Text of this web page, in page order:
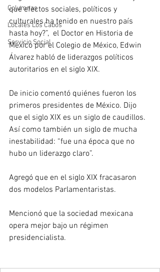
Columnas
Locales Los Cabos
Servicio Social
qué efectos sociales, políticos y
culturales ha tenido en nuestro país
hasta hoy?”,  el Doctor en Historia de
México por el Colegio de México, Edwin
Álvarez habló de liderazgos políticos
autoritarios en el siglo XIX.
De inicio comentó quiénes fueron los
primeros presidentes de México. Dijo
que el siglo XIX es un siglo de caudillos.
Así como también un siglo de mucha
inestabilidad: “fue una época que no
hubo un liderazgo claro”.
Agregó que en el siglo XIX fracasaron
dos modelos Parlamentaristas.
Mencionó que la sociedad mexicana
opera mejor bajo un régimen
presidencialista.